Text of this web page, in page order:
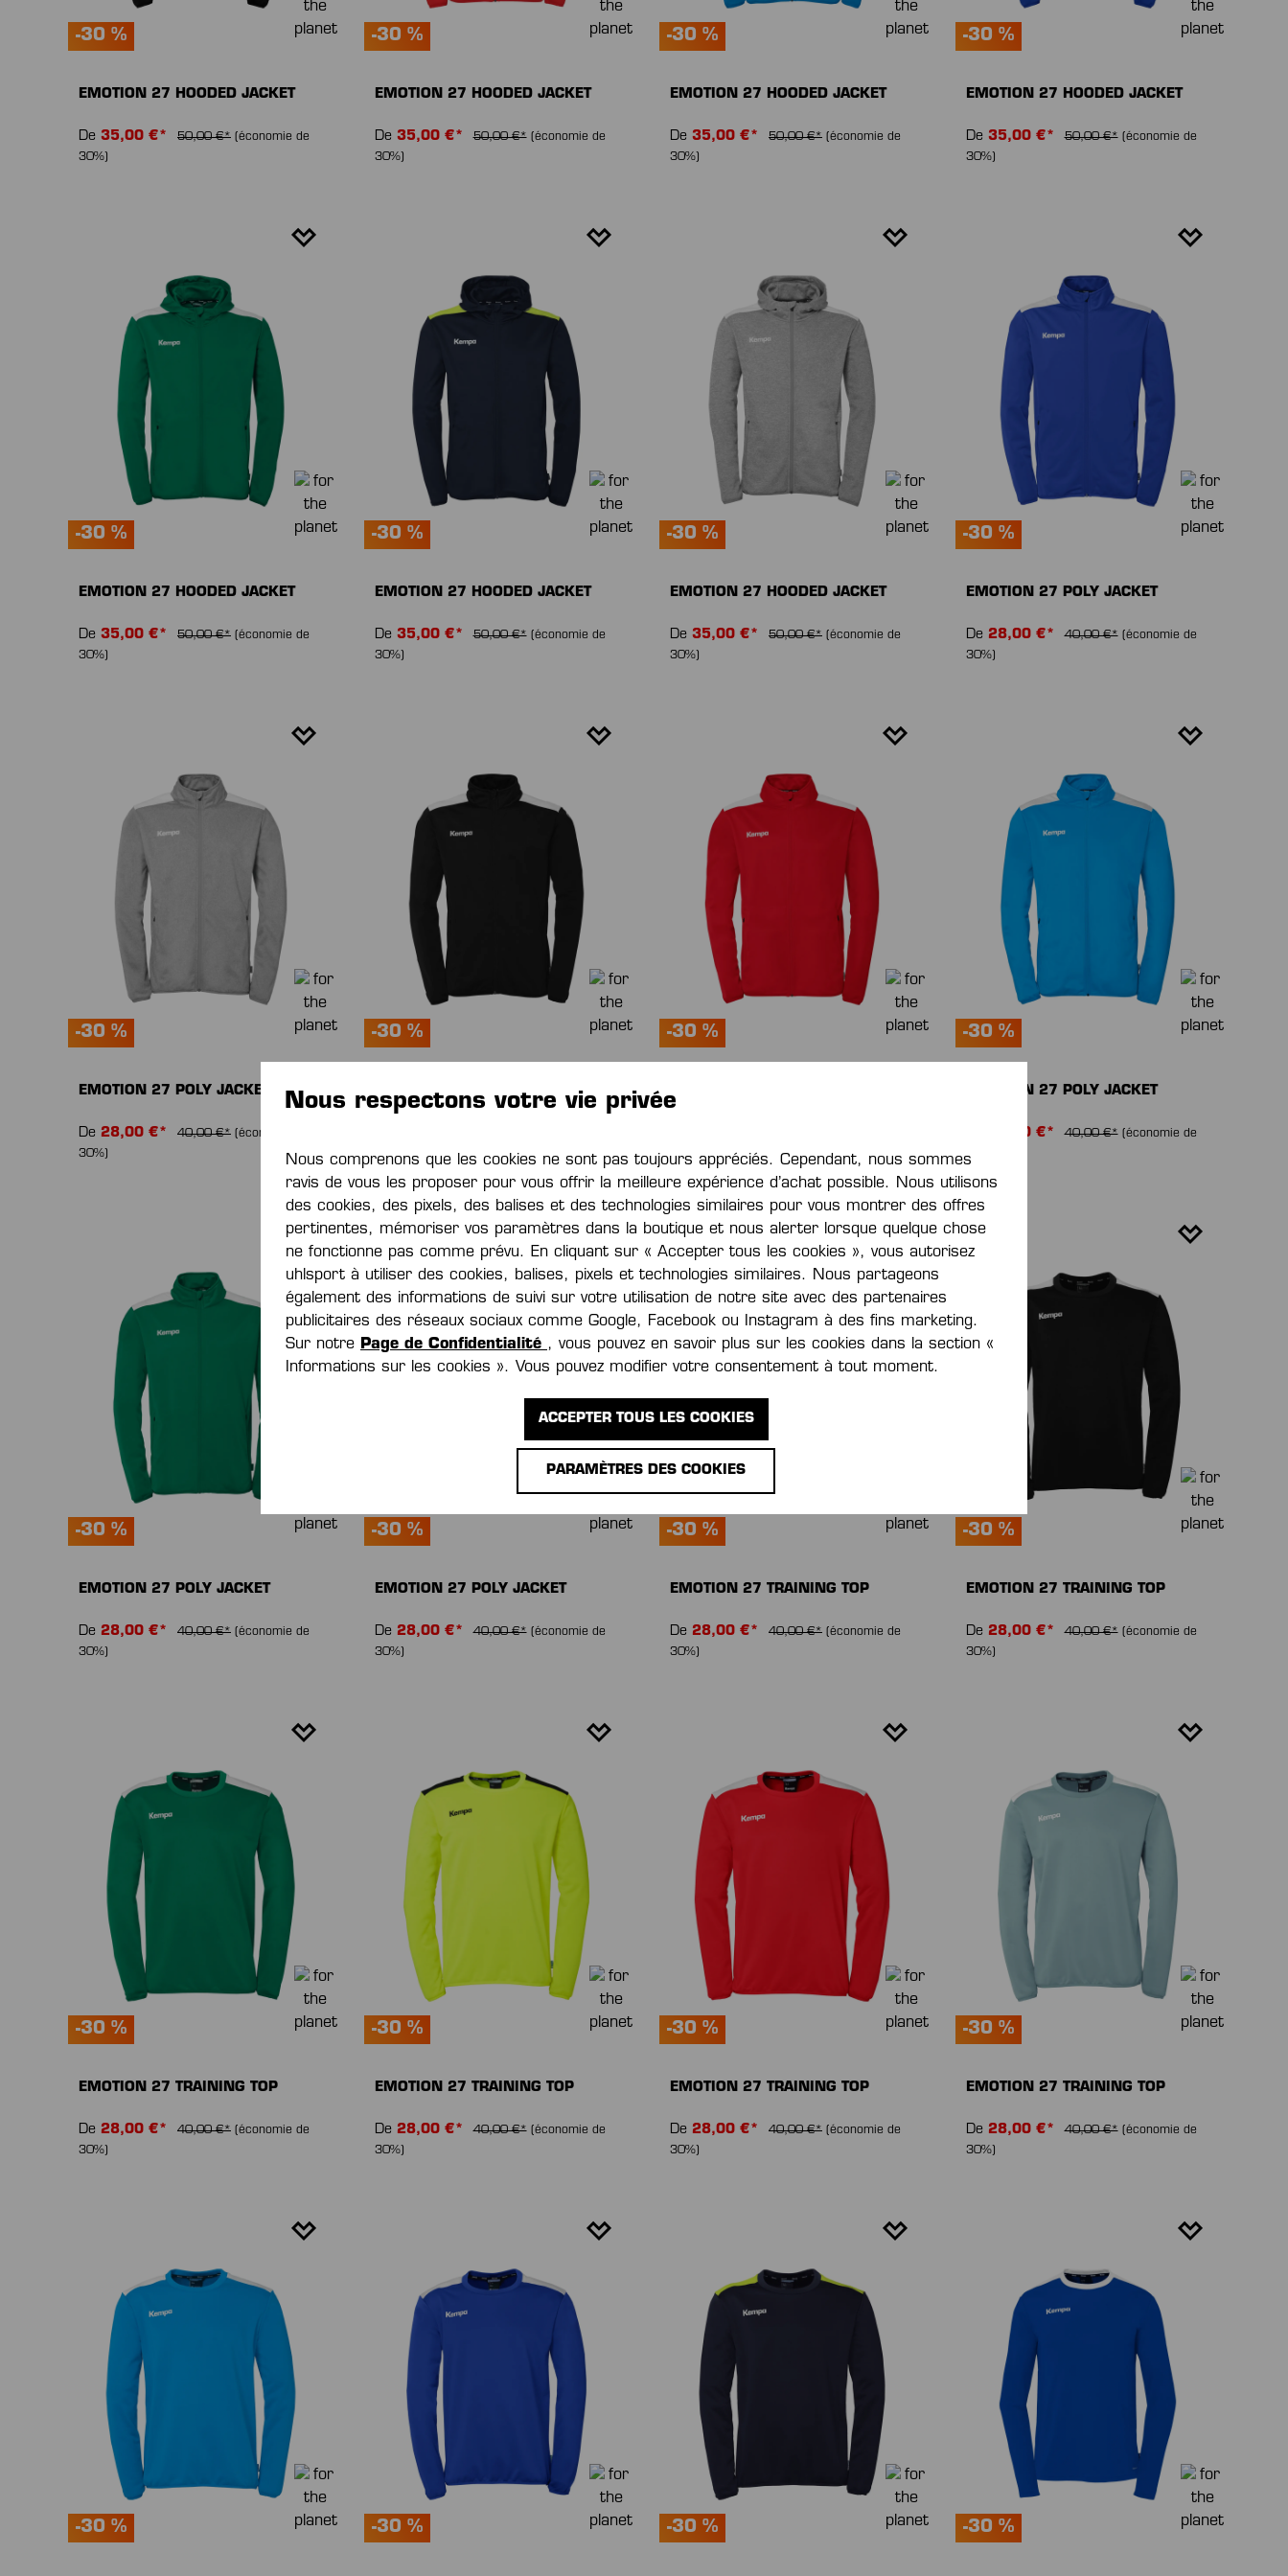
-30 %
EMOTION 27 HOODED JACKET
De 35,00 €* 50,00 €* (économie de
30%)
-30 %
EMOTION 27 HOODED JACKET
De 35,00 €* 50,00 €* (économie de
30%)
-30 %
EMOTION 27 HOODED JACKET
De 35,00 €* 50,00 €* (économie de
30%)
-30 %
EMOTION 27 HOODED JACKET
De 35,00 €* 50,00 €* (économie de
30%)
-30 %
EMOTION 27 HOODED JACKET
De 35,00 €* 50,00 €* (économie de
30%)
-30 %
EMOTION 27 HOODED JACKET
De 35,00 €* 50,00 €* (économie de
30%)
-30 %
EMOTION 27 HOODED JACKET
De 35,00 €* 50,00 €* (économie de
30%)
-30 %
EMOTION 27 POLY JACKET
De 28,00 €* 40,00 €* (économie de
30%)
-30 %
EMOTION 27 POLY JACKET
De 28,00 €* 40,00 €* (économie de
30%)
-30 %
EMOTION 27 POLY JACKET
30%)
-30 %
30%)
-30 %
EMOTION 27 POLY JACKET
28,00 €* 40,00 €* (économie de
30%)
-30 %
EMOTION 27 POLY JACKET
De 28,00 €* 40,00 €* (économie de
30%)
-30 %
EMOTION 27 POLY JACKET
De 28,00 €* 40,00 €* (économie de
30%)
-30 %
EMOTION 27 TRAINING TOP
De 28,00 €* 40,00 €* (économie de
30%)
-30 %
EMOTION 27 TRAINING TOP
De 28,00 €* 40,00 €* (économie de
30%)
-30 %
EMOTION 27 TRAINING TOP
De 28,00 €* 40,00 €* (économie de
30%)
-30 %
EMOTION 27 TRAINING TOP
De 28,00 €* 40,00 €* (économie de
30%)
-30 %
EMOTION 27 TRAINING TOP
De 28,00 €* 40,00 €* (économie de
30%)
-30 %
EMOTION 27 TRAINING TOP
De 28,00 €* 40,00 €* (économie de
30%)
-30 % -30 % -30 % -30 %
Nous respectons votre vie privée
Nous comprenons que les cookies ne sont pas toujours appréciés. Cependant, nous sommes
ravis de vous les proposer pour vous offrir la meilleure expérience d’achat possible. Nous utilisons
des cookies, des pixels, des balises et des technologies similaires pour vous montrer des offres
pertinentes, mémoriser vos paramètres dans la boutique et nous alerter lorsque quelque chose
ne fonctionne pas comme prévu. En cliquant sur « Accepter tous les cookies », vous autorisez
uhlsport à utiliser des cookies, balises, pixels et technologies similaires. Nous partageons
également des informations de suivi sur votre utilisation de notre site avec des partenaires
publicitaires des réseaux sociaux comme Google, Facebook ou Instagram à des fins marketing.
Sur notre Page de Confidentialité , vous pouvez en savoir plus sur les cookies dans la section «
Informations sur les cookies ». Vous pouvez modifier votre consentement à tout moment.
PARAMÈTRES DES COOKIES
ACCEPTER TOUS LES COOKIES